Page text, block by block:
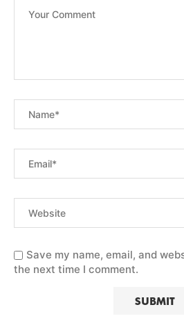
Save my name, email, and
the next time I comment.